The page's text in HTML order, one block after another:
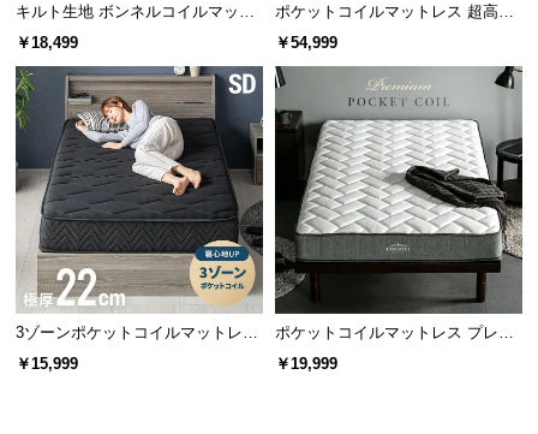
身体にフィットする「点」の構造
地良いフィット感を生み出します。
キルト生地 ボンネルコイルマット
レス Q
￥18,499
ポケットコイルマットレス 超高密
度3ゾーン 硬め 厚さ24cm D
￥54,999
3ゾーンポケットコイルマットレス
厚さ22cm SD ブラック
￥15,999
ポケットコイルマットレス プレミ
アム 厚さ20cm S/SD/D
￥19,999